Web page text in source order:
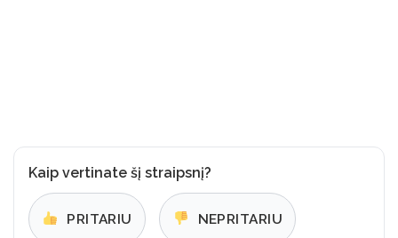
Kaip vertinate šį straipsnį?
PRITARIU NEPRITARIU